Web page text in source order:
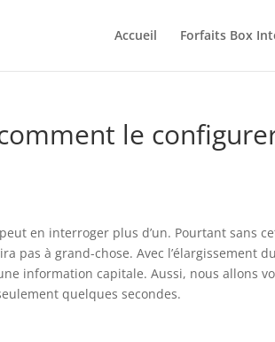
Accueil Forfaits Box
le
peut en interroger plus d’un. Pourtant sans
pas à grand-chose. Avec l’élargissement
information capitale. Aussi, nous allons
quelques secondes.